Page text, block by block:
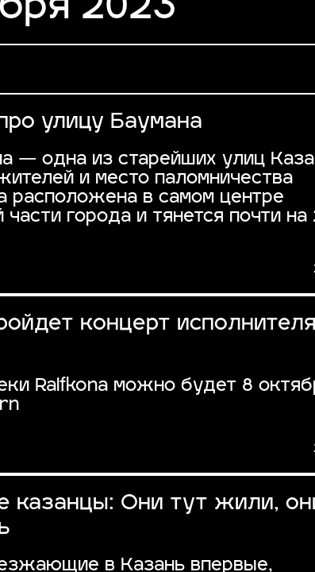
2023
улицу Баумана
— одна из старейших улиц
и место паломничества
расположена в самом центре
части города и тянется почти на
концерт исполнителя
Ralfkona можно будет 8
казанцы: Они тут жили,
в Казань впервые,